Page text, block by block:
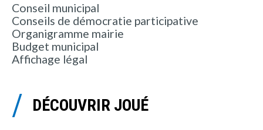
Conseil municipal
Conseils de démocratie participative
Organigramme mairie
Budget municipal
Affichage légal
DÉCOUVRIR JOUÉ